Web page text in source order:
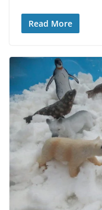
Read More